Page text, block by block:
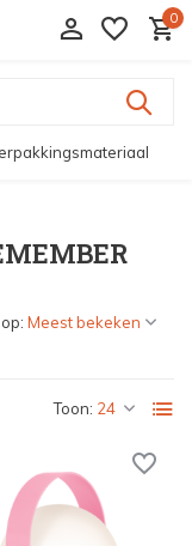
0
Toon: